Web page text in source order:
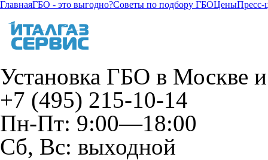
ГлавнаяГБО - это выгодно?Советы по подбору ГБОЦеныПресс-
Установка ГБО в Москве
+7 (495) 215-10-14
Пн-Пт: 9:00—18:00
Сб, Вс: выходной